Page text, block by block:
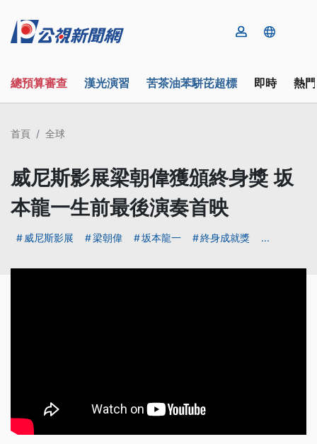
總預算審查 漢光演習 苦茶油苯駢芘超標 即時 熱
首頁 全球
威尼斯影展梁朝偉獲頒終身獎 坂
本龍一生前最後演奏首映
威尼斯影展 梁朝偉 坂本龍一 終身成就獎 ...